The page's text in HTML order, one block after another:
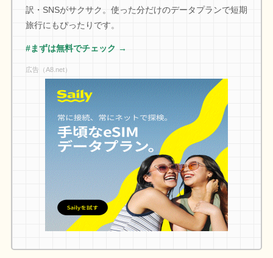
訳・SNSがサクサク。使った分だけのデータプランで短期
旅行にもぴったりです。
#まずは無料でチェック →
広告（A8.net）